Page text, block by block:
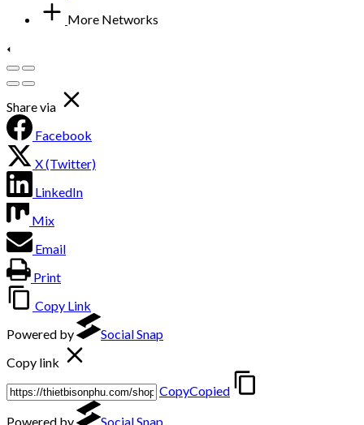
More Networks
Share via
Facebook
X (Twitter)
LinkedIn
Mix
Email
Print
Copy Link
Powered by
Social Snap
Copy link
CopyCopied
Powered by
Social Snap